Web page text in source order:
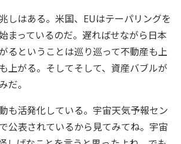
しはある。米国、EUはテーパリングを
まっているのだ。遅ればせながら日本
るということは巡り巡って不動産も上
上がる。そしてそして、資産バブルが
だ。
も活発化している。宇宙天気予報セン
公表されているから見てみてね。宇宙